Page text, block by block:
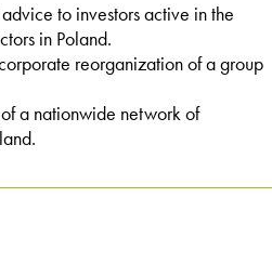
to investors active in the
in Poland.
reorganization of a group
a nationwide network of